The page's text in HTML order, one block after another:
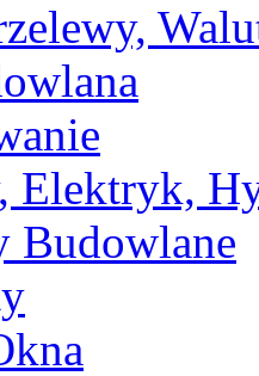
Elektryk,
Budowlane